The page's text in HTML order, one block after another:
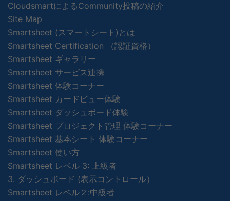
CloudsmartによるCommunity投稿の紹介
Site Map
Smartsheet (スマートシート)とは
Smartsheet Certification （認証資格）
Smartsheet ギャラリー
Smartsheet サービス連携
Smartsheet 体験コーナー
Smartsheet カードビュー体験
Smartsheet ダッシュボード体験
Smartsheet プロジェクト管理 体験コーナー
Smartsheet 基本シート 体験コーナー
Smartsheet 使い方
Smartsheet レベル 3: 上級者
3. ダッシュボード (表示コントロール）
Smartsheet レベル２:中級者